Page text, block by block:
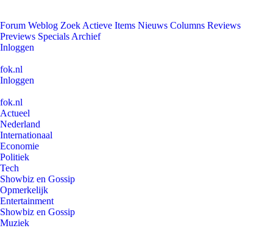
Forum Weblog Zoek Actieve Items Nieuws Columns Reviews
Previews Specials Archief
Inloggen
fok.nl
Inloggen
fok.nl
Actueel
Nederland
Internationaal
Economie
Politiek
Tech
Showbiz en Gossip
Opmerkelijk
Entertainment
Showbiz en Gossip
Muziek